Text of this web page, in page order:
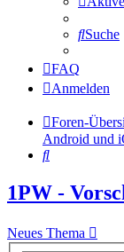
Suche
FAQ
Anmelden
Foren-
Android und
Suche
1PW -
Neues Thema